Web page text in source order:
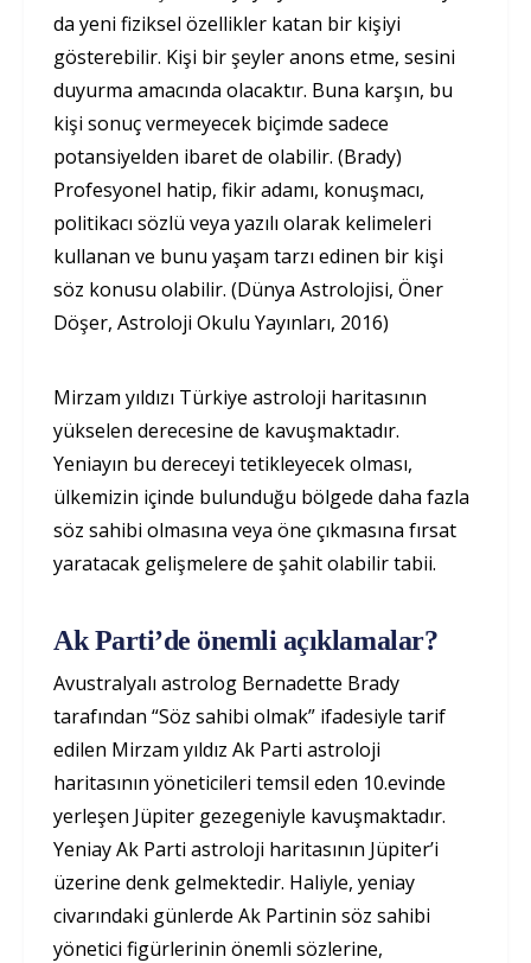
da yeni fiziksel özellikler katan bir kişiyi
gösterebilir. Kişi bir şeyler anons etme, sesini
duyurma amacında olacaktır. Buna karşın, bu
kişi sonuç vermeyecek biçimde sadece
potansiyelden ibaret de olabilir. (Brady)
Profesyonel hatip, fikir adamı, konuşmacı,
politikacı sözlü veya yazılı olarak kelimeleri
kullanan ve bunu yaşam tarzı edinen bir kişi
söz konusu olabilir. (Dünya Astrolojisi, Öner
Döşer, Astroloji Okulu Yayınları, 2016)
Mirzam yıldızı Türkiye astroloji haritasının
yükselen derecesine de kavuşmaktadır.
Yeniayın bu dereceyi tetikleyecek olması,
ülkemizin içinde bulunduğu bölgede daha fazla
söz sahibi olmasına veya öne çıkmasına fırsat
yaratacak gelişmelere de şahit olabilir tabii.
Ak Parti’de önemli açıklamalar?
Avustralyalı astrolog Bernadette Brady
tarafından “Söz sahibi olmak” ifadesiyle tarif
edilen Mirzam yıldız Ak Parti astroloji
haritasının yöneticileri temsil eden 10.evinde
yerleşen Jüpiter gezegeniyle kavuşmaktadır.
Yeniay Ak Parti astroloji haritasının Jüpiter’i
üzerine denk gelmektedir. Haliyle, yeniay
civarındaki günlerde Ak Partinin söz sahibi
yönetici figürlerinin önemli sözlerine,